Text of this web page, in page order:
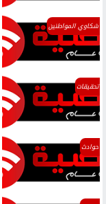
شكاوي المواطنين
تحقيقات
حوادث